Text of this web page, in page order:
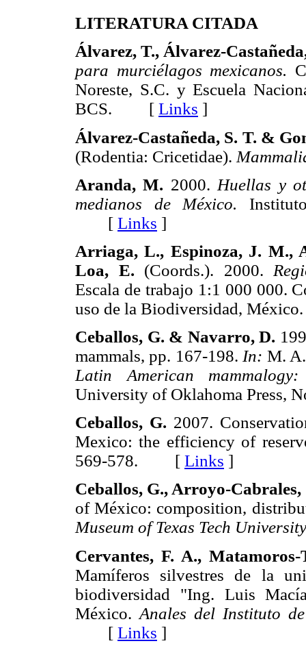
LITERATURA CITADA
Álvarez, T., Álvarez-
para murciélagos mexicanos.
Noreste, S.C. y Escuela
BCS. [ Links ]
Álvarez-Castañeda, S. T. &
(Rodentia: Cricetidae).
Aranda, M. 2000. Huellas y
medianos de México.
[ Links ]
Arriaga, L., Espinoza, J. M.,
Loa, E. (Coords.). 2000.
Escala de trabajo 1:1 000 000.
uso de la Biodiversidad,
Ceballos, G. & Navarro, D.
mammals, pp. 167-198. In: M.
Latin American
University of Oklahoma
Ceballos, G. 2007.
Mexico: the efficiency of
569-578. [ Links ]
Ceballos, G., Arroyo-
of México: composition,
Museum of Texas Tech
Cervantes, F. A.,
Mamíferos silvestres de la
biodiversidad "Ing. Luis
México. Anales del Instituto
[ Links ]